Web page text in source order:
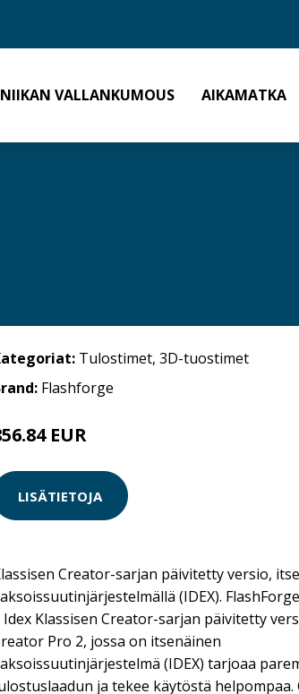
VALLANKUMOUS AIKAMATKA
Tulostimet, 3D-tuostimet
Flashforge
EUR
LISÄTIETOJA
Creator-sarjan päivitetty versio,
(IDEX).
Idex Klassisen Creator-sarjan päivitetty
Pro 2, jossa on itsenäinen
(IDEX) tarjoaa
ja tekee käytöstä helpompaa.